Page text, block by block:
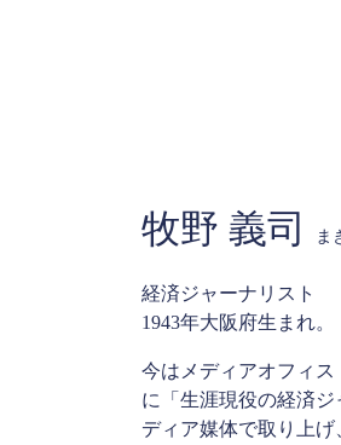
牧野 義司 ま
経済ジャーナリスト
1943年大阪府生まれ。
今はメディアオフィ
に「生涯現役の経済
ディア媒体で取り上